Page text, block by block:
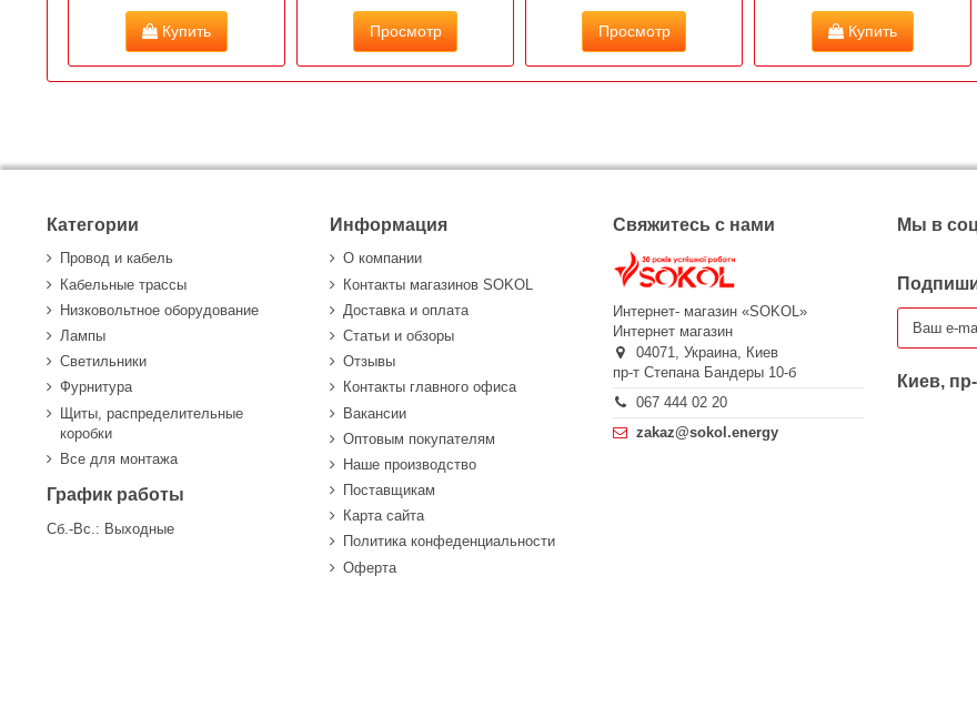
Купить Просмотр Просмотр Купить
Категории
Провод и кабель
Кабельные трассы
Низковольтное оборудование
Лампы
Светильники
Фурнитура
Щиты, распределительные
коробки
Все для монтажа
График работы
Сб.-Вс.: Выходные
Информация
О компании
Контакты магазинов SOKOL
Доставка и оплата
Статьи и обзоры
Отзывы
Контакты главного офиса
Вакансии
Оптовым покупателям
Наше производство
Поставщикам
Карта сайта
Политика конфеденциальности
Оферта
Свяжитесь с нами
Интернет- магазин «SOKOL»
Интернет магазин
04071,Украина, Киев
пр-т Степана Бандеры 10-б
067 444 02 20
zakaz@sokol.energy
Мы в
Киев,